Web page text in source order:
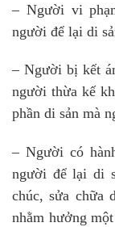
– Người vi
người để lại di
– Người bị kết
người thừa kế
phần di sản mà
– Người có
người để lại di
chúc, sửa chữa
nhằm hưởng